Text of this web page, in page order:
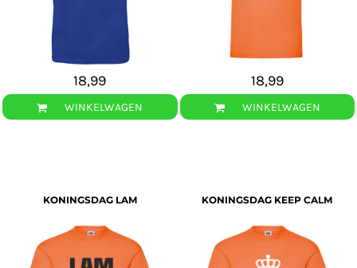
18,99
WINKELWAGEN
18,99
WINKELWAGEN
KONINGSDAG LAM KONINGSDAG KEEP CALM